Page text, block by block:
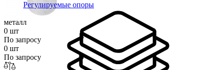
Регулируемые опоры
металл
0 шт
По запросу
0 шт
По запросу